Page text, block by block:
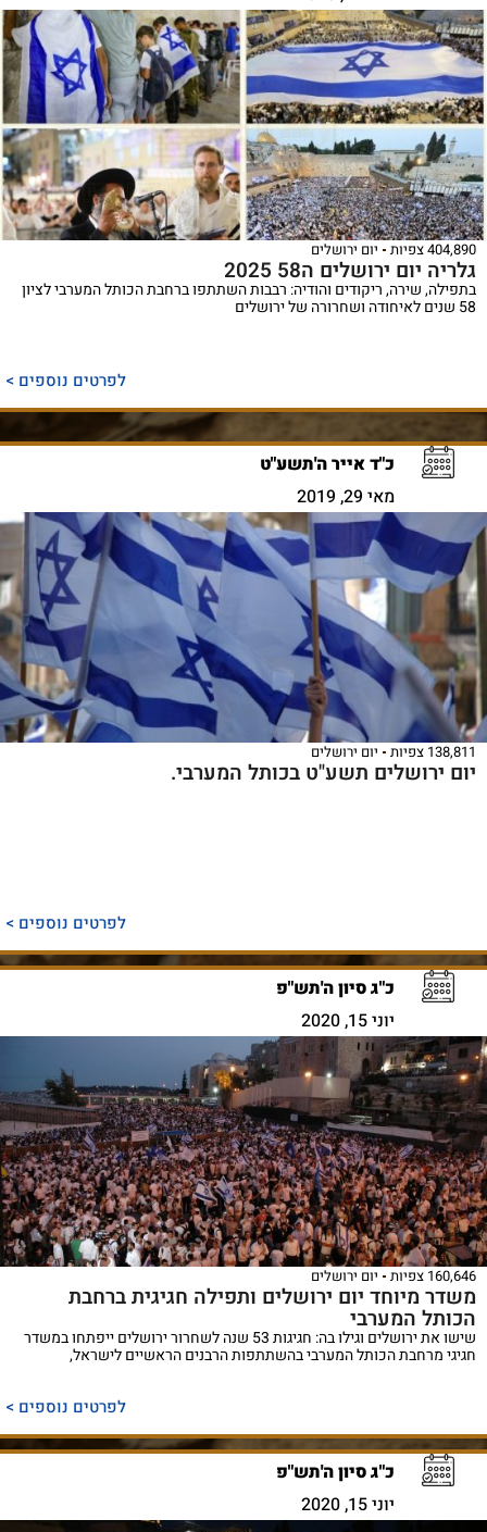
404,890 צפיות יום ירושלים
גלריה יום ירושלים ה58 2025
בתפילה, שירה, ריקודים והודיה: רבבות השתתפו ברחבת הכותל המערבי לציון
58 שנים לאיחודה ושחרורה של ירושלים
לפרטים נוספים >
כ"ד אייר ה'תשע"ט
מאי 29, 2019
138,811 צפיות יום ירושלים
יום ירושלים תשע"ט בכותל המערבי.
לפרטים נוספים >
כ"ג סיון ה'תש"פ
יוני 15, 2020
160,646 צפיות יום ירושלים
משדר מיוחד יום ירושלים ותפילה חגיגית ברחבת
הכותל המערבי
שישו את ירושלים וגילו בה: חגיגות 53 שנה לשחרור ירושלים ייפתחו במשדר
חגיגי מרחבת הכותל המערבי בהשתתפות הרבנים הראשיים לישראל,
לפרטים נוספים >
כ"ג סיון ה'תש"פ
יוני 15, 2020